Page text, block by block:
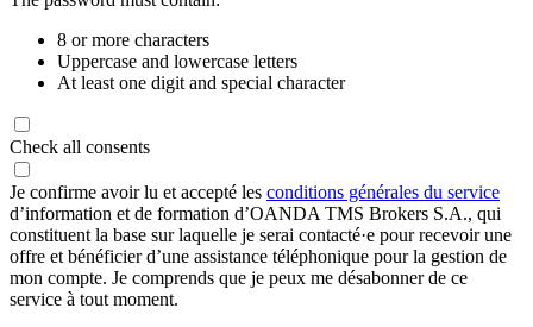
8 or more characters
Uppercase and lowercase letters
At least one digit and special character
Check all consents
Je confirme avoir lu et accepté les conditions générales du service
d’information et de formation d’OANDA TMS Brokers S.A., qui
constituent la base sur laquelle je serai contacté·e pour recevoir une
offre et bénéficier d’une assistance téléphonique pour la gestion de
mon compte. Je comprends que je peux me désabonner de ce
service à tout moment.